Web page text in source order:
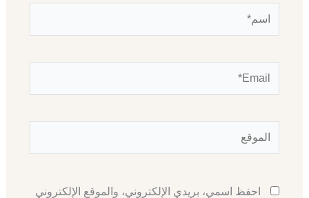
احفظ اسمي، بريدي الإلكتروني، والموقع الإلكتروني